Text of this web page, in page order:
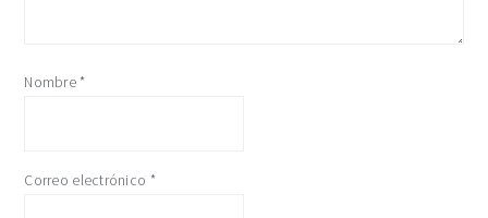
Nombre *
Correo electrónico *